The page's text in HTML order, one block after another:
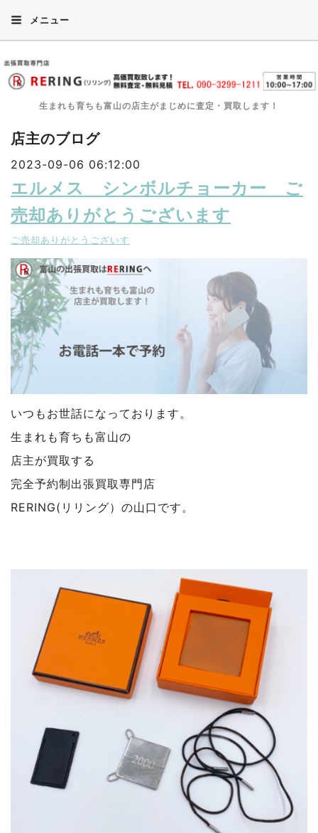
メニュー
生まれも育ちも富山の店主がまじめに査定・買取します！
店主のブログ
2023-09-06 06:12:00
エルメス シンボルチョーカー ご
売却ありがとうございます
ご売却ありがとうございす
いつもお世話になっております。
生まれも育ちも富山の
店主が買取する
完全予約制出張買取専門店
RERING(リリング）の山口です。